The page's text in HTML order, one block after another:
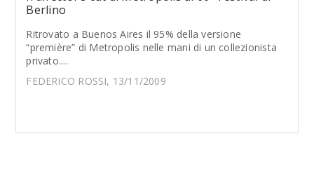
Berlino
Ritrovato a Buenos Aires il 95% della versione
“première” di Metropolis nelle mani di un collezionista
privato....
FEDERICO ROSSI, 13/11/2009